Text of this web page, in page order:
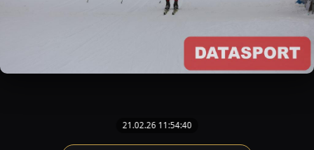
21.02.26 11:54:40